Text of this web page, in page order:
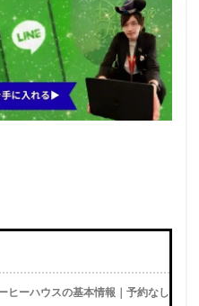
ヒーハウスの基本情報｜予約なし